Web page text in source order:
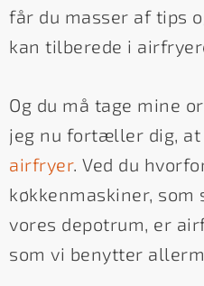
får du masser af tips
kan tilberede i
Og du må tage mine
jeg nu fortæller dig, at
airfryer. Ved du
køkkenmaskiner, som
vores depotrum, er
som vi benytter